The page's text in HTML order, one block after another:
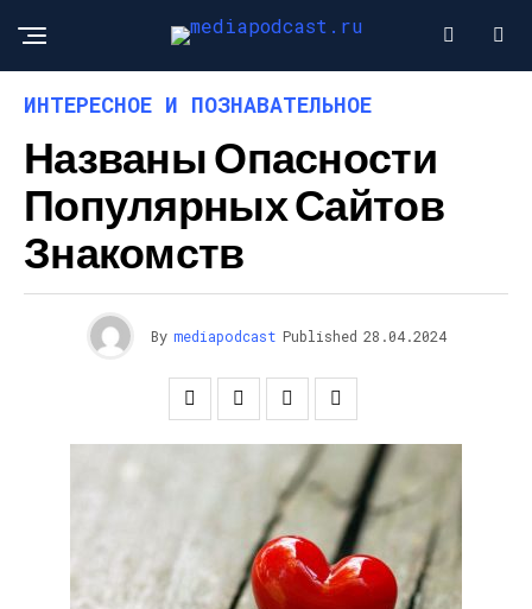
ИНТЕРЕСНОЕ И ПОЗНАВАТЕЛЬНОЕ
Названы Опасности
Популярных Сайтов
Знакомств
By mediapodcast Published 28.04.2024